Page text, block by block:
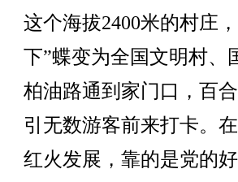
这个海拔2400米的村庄
下”蝶变为全国文明村、
柏油路通到家门口，百
引无数游客前来打卡。
红火发展，靠的是党的